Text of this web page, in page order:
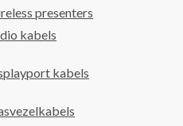
presenters
kabels
kabels